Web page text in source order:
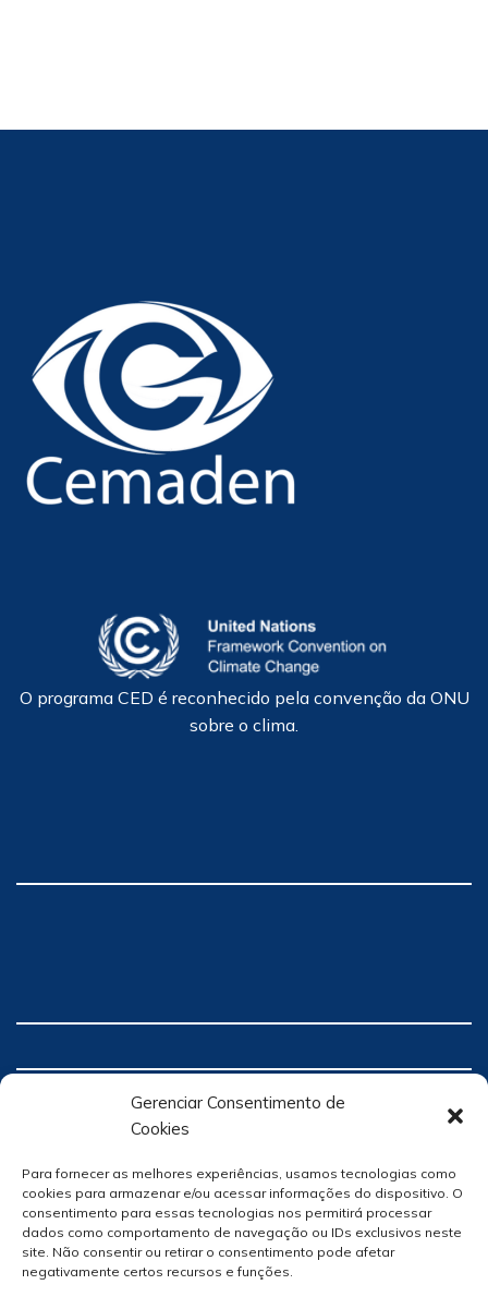
Gerenciar Consentimento de
Cookies
Para fornecer as melhores experiências, usamos tecnologias como
cookies para armazenar e/ou acessar informações do dispositivo. O
consentimento para essas tecnologias nos permitirá processar
dados como comportamento de navegação ou IDs exclusivos neste
site. Não consentir ou retirar o consentimento pode afetar
negativamente certos recursos e funções.
O programa CED é reconhecido pela convenção da ONU
sobre o clima.